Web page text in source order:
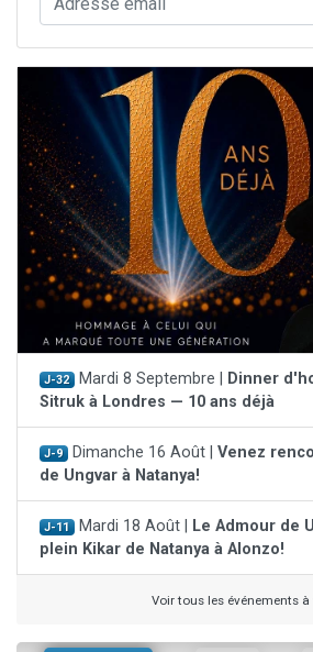
J-32 Mardi 8 Septembre |
Dinner
Sitruk à Londres — 10 ans déjà
J-9 Dimanche 16 Août | Venez
de Ungvar à Natanya!
J-11 Mardi 18 Août |
Le Admour de
plein Kikar de Natanya à Alonzo!
Voir tous les événements à